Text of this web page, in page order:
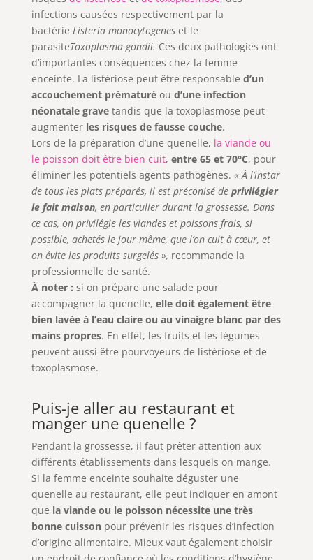
infections causées respectivement par la
bactérie Listeria monocytogenes et le
parasiteToxoplasma gondii. Ces deux pathologies ont
d’importantes conséquences chez la femme
enceinte. La listériose peut être responsable d’un
accouchement prématuréou d’une infection
néonatale gravetandis que la toxoplasmose peut
augmenter les risques de fausse couche.
Lors de la préparation d’une quenelle, la viande ou
le poisson doit être bien cuit, entre 65 et 70°C, pour
éliminer les potentiels agents pathogènes. « À l’instar
de tous les plats préparés, il est préconisé deprivilégier
le fait maison, en particulier durant la grossesse. Dans
ce cas, on privilégie les viandes et poissons frais, si
possible, achetés le jour même, que l’on cuit à cœur, et
on évite les produits surgelés », recommande la
professionnelle de santé.
À noter : si on prépare une salade pour
accompagner la quenelle, elle doit également être
bien lavée à l’eau claire ou au vinaigre blanc par des
mains propres. En effet, les fruits et les légumes
peuvent aussi être pourvoyeurs de listériose et de
toxoplasmose.
Puis-je aller au restaurant et
manger une quenelle ?
Pendant la grossesse, il faut prêter attention aux
différents établissements dans lesquels on mange.
Si la femme enceinte souhaite déguster une
quenelle au restaurant, elle peut indiquer en amont
que la viande ou le poisson nécessite une très
bonne cuisson pour prévenir les risques d’infection
d’origine alimentaire. Mieux vaut également choisir